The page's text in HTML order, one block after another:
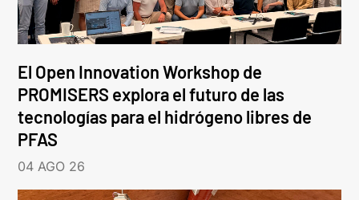
El Open Innovation Workshop de
PROMISERS explora el futuro de las
tecnologías para el hidrógeno libres de
PFAS
04 AGO 26